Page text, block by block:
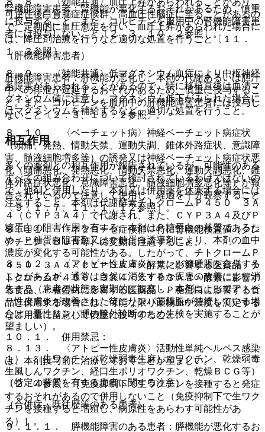
腎機能障害患者：腎機能が悪化するおそれがあるため、慎重
に投与すること。また、コルヒチンを服用中の腎機能障害患
者には投与しないこと〔２．３、１０．２参照〕。
（肝機能障害患者）
肝機能障害患者：肝機能が悪化し、本剤の代謝あるいは胆汁
中への排泄が遅延するおそれがあるため、慎重に投与するこ
と。また、コルヒチンを服用中の肝機能障害患者には投与し
ないこと〔２．３、１０．２参照〕。
相互作用
多くの薬剤との相互作用が報告されているが、可能性のある
すべての組み合わせについて検討されているわけではないの
で、他剤と併用したり、本剤又は併用薬を休薬する場合には
注意すること。本剤は代謝酵素チトクロームＰ４５０ ３Ａ
４（ＣＹＰ３Ａ４）で代謝され、また、ＣＹＰ３Ａ４及びＰ
糖蛋白の阻害作用を有する。本剤はＰ糖蛋白の基質であるた
め、Ｐ糖蛋白阻害剤又はＰ糖蛋白誘導剤により、本剤の血中
濃度が変化する可能性がある。したがって、チトクロームＰ
４５０ ３Ａ４＜ＣＹＰ３Ａ４＞酵素に影響する医薬品・チ
トクロームＰ４５０ ３Ａ４＜ＣＹＰ３Ａ４＞酵素に影響す
る食品、Ｐ糖蛋白に影響する医薬品・Ｐ糖蛋白に影響する食
品と併用する場合には、可能な限り薬物血中濃度を測定する
など用量に留意して慎重に投与すること。
１０．１． 併用禁忌：
１）． 生ワクチン（乾燥弱毒生麻しんワクチン、乾燥弱毒
生風しんワクチン、経口生ポリオワクチン、乾燥ＢＣＧ等）
〔２．４参照〕［免疫抑制下で生ワクチンを接種すると発症
するおそれがあるので併用しないこと（免疫抑制下で生ワク
チンを接種すると増殖し、病原性をあらわす可能性があ
る）］。
可逆性後白質脳症症候群、高血圧性脳症に至ることがあるの
で、定期的に血圧測定を行い、血圧上昇があらわれた場合に
は、降圧剤治療を行うなど適切な処置を行うこと〔１１．
１．３参照〕。
８．９． 〈効能共通〉低マグネシウム血症により中枢神経
系障害があらわれることがあるので、特に移植直後は血清マ
グネシウム値に注意し、マグネシウム低下がみられた場合に
はマグネシウムを補給するなど、適切な処置を行うこと。
８．１０． 〈ベーチェット病〉神経ベーチェット病症状
（頭痛、発熱、情動失禁、運動失調、錐体外路症状、意識障
害、髄液細胞増多等）の誘発又は神経ベーチェット病症状悪
化（頭痛悪化、発熱悪化、情動失禁悪化、運動失調悪化、錐
体外路症状悪化、意識障害悪化、髄液細胞増多悪化等）が報
告されているので注意して使用し、経過を十分観察すること
〔９．１．７、１１．１．１２参照〕。
８．１１． 〈ネフローゼ症候群〉特に腎機能検査値（クレ
アチニン、ＢＵＮ等）の変動に注意すること。
８．１２． 〈アトピー性皮膚炎〉リンパ節腫脹を合併する
ことがあるが、通常は自然に消失するか疾患の改善により消
失する（患者の状態を定期的に観察し、本剤によってアトピ
ー性皮膚炎が改善された後にリンパ節腫脹が持続している場
合は、悪性リンパ腫の除外診断のため生検を実施することが
望ましい）。
８．１３． 〈アトピー性皮膚炎〉活動性単純ヘルペス感染
は、本剤投与前に治療しておくことが望ましい。
（特定の背景を有する患者に関する注意）
（合併症・既往歴等のある患者）
９．１．１． 膵機能障害のある患者：膵機能が悪化するお